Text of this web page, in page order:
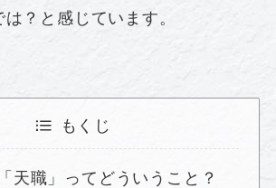
？と感じています。
もくじ
天職」ってどういうこと？